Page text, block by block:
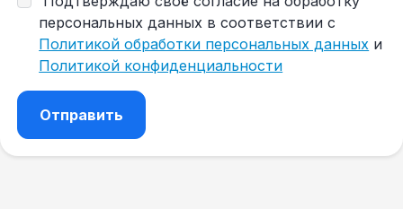
персональных данных в соответствии с
Политикой обработки персональных данных и
Политикой конфиденциальности